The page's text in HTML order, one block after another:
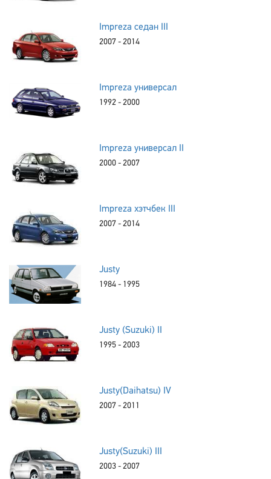
Impreza седан III
2007 - 2014
Impreza универсал
1992 - 2000
Impreza универсал II
2000 - 2007
Impreza хэтчбек III
2007 - 2014
Justy
1984 - 1995
Justy (Suzuki) II
1995 - 2003
Justy(Daihatsu) IV
2007 - 2011
Justy(Suzuki) III
2003 - 2007